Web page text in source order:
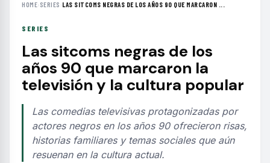
HOME› SERIES ›LAS SITCOMS NEGRAS DE LOS AÑOS 90 QUE MARCARON ...
SERIES
Las sitcoms negras de los
años 90 que marcaron la
televisión y la cultura popular
Las comedias televisivas protagonizadas por
actores negros en los años 90 ofrecieron risas,
historias familiares y temas sociales que aún
resuenan en la cultura actual.